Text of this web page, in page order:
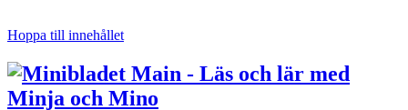
Hoppa till innehållet